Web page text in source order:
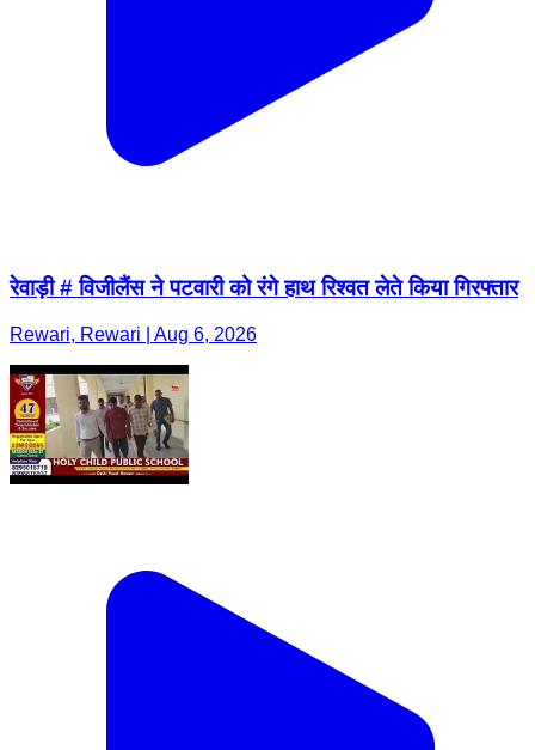
रेवाड़ी # विजीलैंस ने पटवारी को रंगे हाथ रिश्वत लेते किया गिरफ्तार
Rewari, Rewari | Aug 6, 2026